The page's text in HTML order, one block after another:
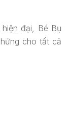
đại, Bé Bụ
cho tất cả